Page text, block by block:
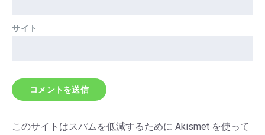
サイト
このサイトはスパムを低減するために Akismet を使って